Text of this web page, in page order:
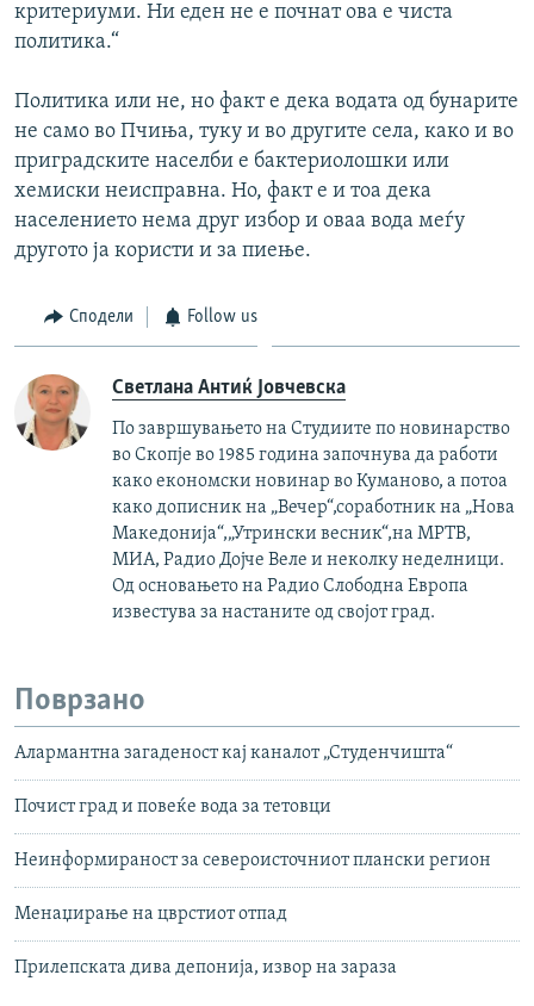
критериуми. Ни еден не е почнат ова е чиста
политика.“
Политика или не, но факт е дека водата од бунарите
не само во Пчиња, туку и во другите села, како и во
приградските населби е бактериолошки или
хемиски неисправна. Но, факт е и тоа дека
населението нема друг избор и оваа вода меѓу
другото ја користи и за пиење.
Сподели Follow us
Светлана Антиќ Јовчевска
По завршувањето на Студиите по новинарство
во Скопје во 1985 година започнува да работи
како економски новинар во Куманово, а потоа
како дописник на „Вечер“,соработник на „Нова
Македонија“,„Утрински весник“,на МРТВ,
МИА, Радио Дојче Веле и неколку неделници.
Од основањето на Радио Слободна Европа
известува за настаните од својот град.
Поврзано
Алармантна загаденост кај каналот „Студенчишта“
Почист град и повеќе вода за тетовци
Неинформираност за североисточниот плански регион
Менаџирање на цврстиот отпад
Прилепската дива депонија, извор на зараза